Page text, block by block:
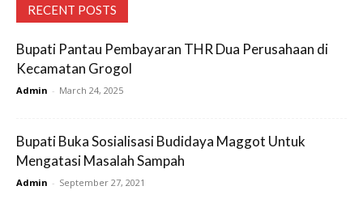
RECENT POSTS
Bupati Pantau Pembayaran THR Dua Perusahaan di
Kecamatan Grogol
Admin - March 24, 2025
Bupati Buka Sosialisasi Budidaya Maggot Untuk
Mengatasi Masalah Sampah
Admin - September 27, 2021